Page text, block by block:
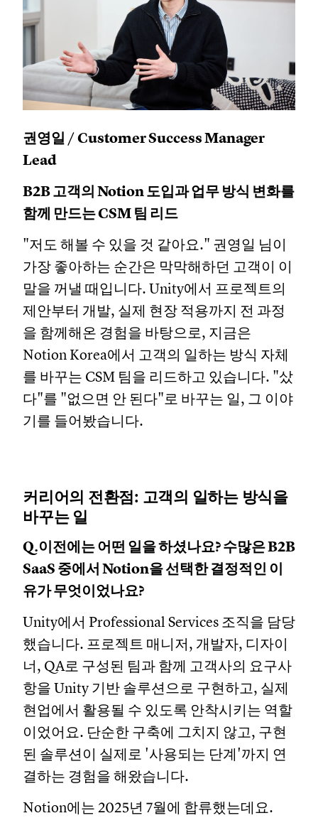
권영일 / Customer Success Manager
Lead
B2B 고객의 Notion 도입과 업무 방식 변화를
함께 만드는 CSM 팀 리드
"저도 해볼 수 있을 것 같아요." 권영일 님이
가장 좋아하는 순간은 막막해하던 고객이 이
말을 꺼낼 때입니다. Unity에서 프로젝트의
제안부터 개발, 실제 현장 적용까지 전 과정
을 함께해온 경험을 바탕으로, 지금은
Notion Korea에서 고객의 일하는 방식 자체
를 바꾸는 CSM 팀을 리드하고 있습니다. "샀
다"를 "없으면 안 된다"로 바꾸는 일, 그 이야
기를 들어봤습니다.
커리어의 전환점: 고객의 일하는 방식을
바꾸는 일
Q.이전에는 어떤 일을 하셨나요? 수많은 B2B
SaaS 중에서 Notion을 선택한 결정적인 이
유가 무엇이었나요?
Unity에서 Professional Services 조직을 담당
했습니다. 프로젝트 매니저, 개발자, 디자이
너, QA로 구성된 팀과 함께 고객사의 요구사
항을 Unity 기반 솔루션으로 구현하고, 실제
현업에서 활용될 수 있도록 안착시키는 역할
이었어요. 단순한 구축에 그치지 않고, 구현
된 솔루션이 실제로 '사용되는 단계'까지 연
결하는 경험을 해왔습니다.
Notion에는 2025년 7월에 합류했는데요.